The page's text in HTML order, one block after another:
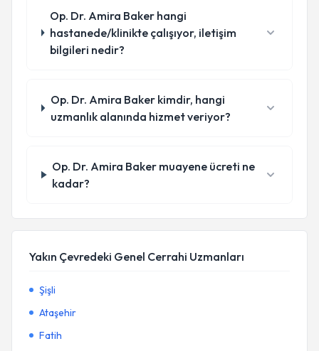
Op. Dr. Amira Baker hangi
hastanede/klinikte çalışıyor, iletişim
bilgileri nedir?
Op. Dr. Amira Baker kimdir, hangi
uzmanlık alanında hizmet veriyor?
Op. Dr. Amira Baker muayene ücreti ne
kadar?
Yakın Çevredeki Genel Cerrahi Uzmanları
Şişli
Ataşehir
Fatih